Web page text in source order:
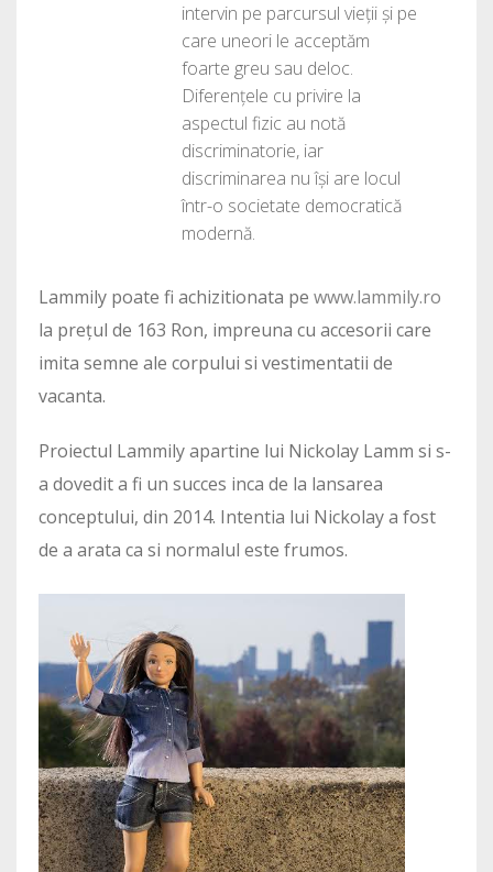
intervin pe parcursul vieții și pe
care uneori le acceptăm
foarte greu sau deloc.
Diferențele cu privire la
aspectul fizic au notă
discriminatorie, iar
discriminarea nu își are locul
într-o societate democratică
modernă.
Lammily poate fi achizitionata pe www.lammily.ro
la prețul de 163 Ron, impreuna cu accesorii care
imita semne ale corpului si vestimentatii de
vacanta.
Proiectul Lammily apartine lui Nickolay Lamm si s-
a dovedit a fi un succes inca de la lansarea
conceptului, din 2014. Intentia lui Nickolay a fost
de a arata ca si normalul este frumos.